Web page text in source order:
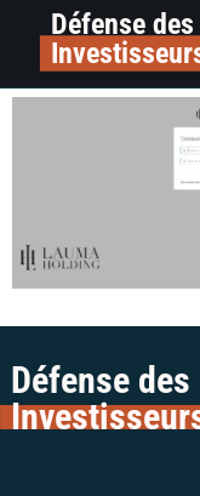
principalDéfense des
alerte
colman
Défense des